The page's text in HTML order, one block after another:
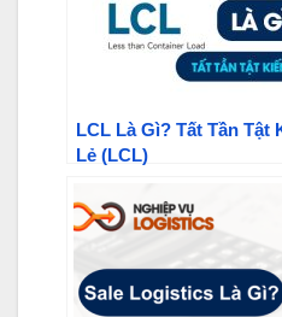
LCL Là Gì? Tất Tần Tật
Lẻ (LCL)